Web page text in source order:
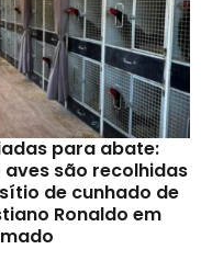
para abate:
aves são recolhidas
de cunhado de
Ronaldo em